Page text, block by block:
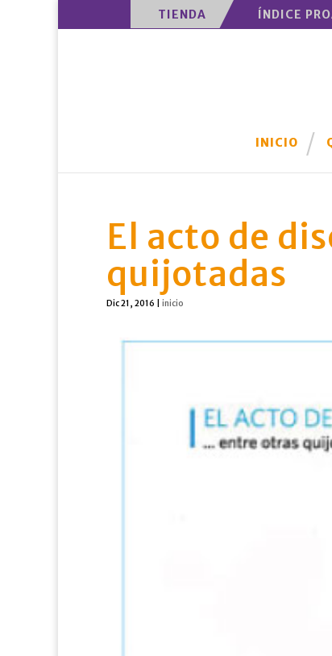
TIENDA ÍNDICE
INICIO
El acto de
quijotadas
Dic 21, 2016 inicio